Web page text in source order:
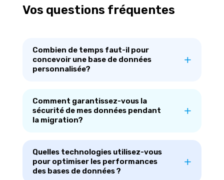
Vos questions fréquentes
Combien de temps faut-il pour
concevoir une base de données
personnalisée?
Comment garantissez-vous la
sécurité de mes données pendant
la migration?
Quelles technologies utilisez-vous
pour optimiser les performances
des bases de données ?